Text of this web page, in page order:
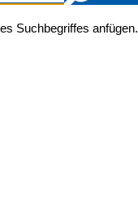
Suchbegriffes anfügen.